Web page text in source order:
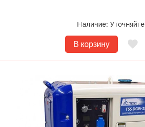
Наличие: Уточняйте
В корзину